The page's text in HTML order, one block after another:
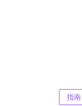
指南